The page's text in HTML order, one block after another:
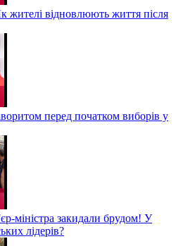
жителі відновлюють життя після
перед початком виборів у
міністра закидали брудом! У
лідерів?